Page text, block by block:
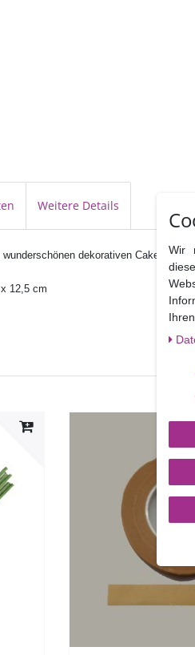
Weitere Details
dekorativen Cake
12,5 cm
Wir